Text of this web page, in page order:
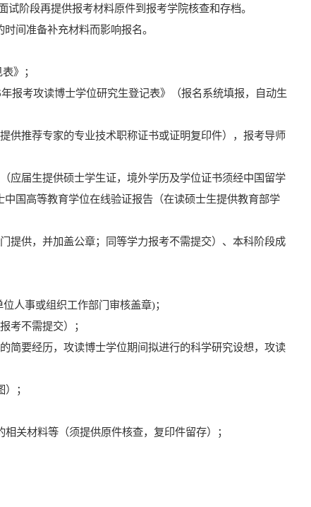
试阶段再提供报考材料原件到报考学院核查和存档。
时间准备补充材料而影响报名。
》 ；
年报考攻读博士学位研究生登记表》（报名系统填报，自动生
供推荐专家的专业技术职称证书或证明复印件）
，报考导师
应届生提供硕士学生证，境外学历及学位证书须经中国留学
中国高等教育学位在线验证报告（在读硕士生提供教育部学
提供，并加盖公章；
同等学力报考不需提交）、本科阶段成
位人事或组织工作部门审核盖章)；
考不需提交）；
简要经历，攻读博士学位期间拟进行的科学研究设想，攻读
）；
关材料等（须提供原件核查，复印件留存）；